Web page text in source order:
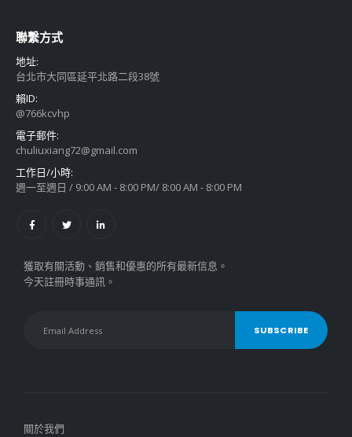
聯繫方式
地址:
台北市大同區延平北路二段38號
賴ID:
@766kcvhp
電子郵件:
chuliuxiang72@gmail.com
工作日/小時:
週一至週日 / 9:00 AM - 8:00 PM/ 8:00 AM - 8:00 PM
獲取有關活動、銷售和優惠的所有最新信息。
今天註冊時事通訊。
關於我們